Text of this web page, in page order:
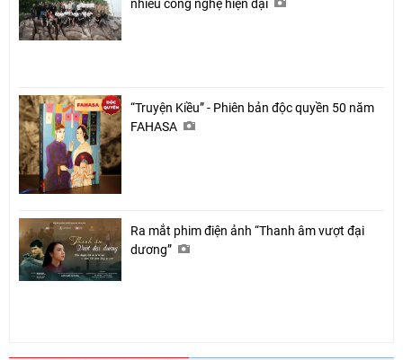
nhiều công nghệ hiện đại
“Truyện Kiều” - Phiên bản độc quyền 50 năm
FAHASA
Ra mắt phim điện ảnh “Thanh âm vượt đại
dương”